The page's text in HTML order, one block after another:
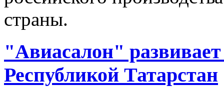
страны.
"Авиасалон" развивает
Республикой Татарстан